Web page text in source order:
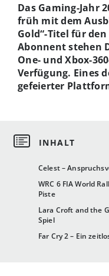
Celest –
WRC 6 FIA World
Piste
Lara Croft and the
Spiel
Far Cry 2 – Ein
Das Gaming-Jahr
früh mit dem
Gold“-Titel für
Abonnent stehen
One- und Xbox-
Verfügung. Eines
gefeierter